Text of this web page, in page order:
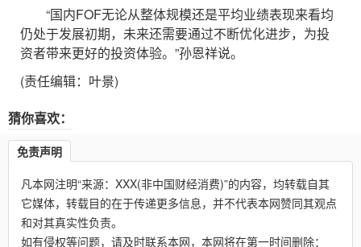
“国内FOF无论从整体规模还是平均业绩表现来看均
仍处于发展初期，未来还需要通过不断优化进步，为投
资者带来更好的投资体验。”孙恩祥说。
(责任编辑：叶景)
猜你喜欢：
免责声明
凡本网注明“来源：XXX(非中国财经消费)”的内容，均转载自其
它媒体，转载目的在于传递更多信息，并不代表本网赞同其观点
和对其真实性负责。
如有侵权等问题，请及时联系本网，本网将在第一时间删除：